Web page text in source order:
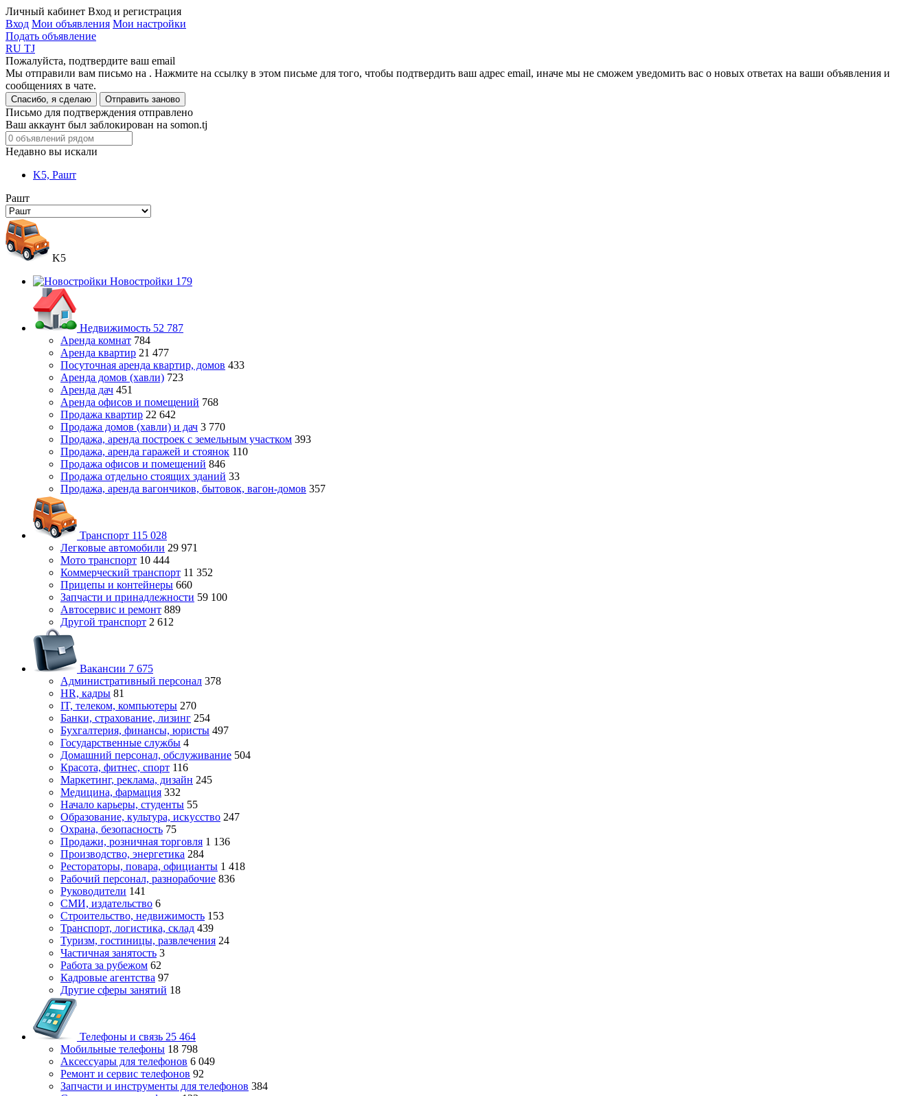
Личный кабинет Вход и регистрация
Вход Мои объявления Мои настройки
Подать объявление
RU TJ
Пожалуйста, подтвердите ваш email
Мы отправили вам письмо на . Нажмите на ссылку в этом письме для того, чтобы подтвердить ваш адрес email, иначе мы не сможем уведомить вас о новых ответах на ваши объявления и
сообщениях в чате.
Спасибо, я сделаю Отправить заново
Письмо для подтверждения отправлено
Ваш аккаунт был заблокирован на somon.tj
Недавно вы искали
K5, Рашт
Рашт
K5
Новостройки 179
Недвижимость 52 787
Аренда комнат 784
Аренда квартир 21 477
Посуточная аренда квартир, домов 433
Аренда домов (хавли) 723
Аренда дач 451
Аренда офисов и помещений 768
Продажа квартир 22 642
Продажа домов (хавли) и дач 3 770
Продажа, аренда построек с земельным участком 393
Продажа, аренда гаражей и стоянок 110
Продажа офисов и помещений 846
Продажа отдельно стоящих зданий 33
Продажа, аренда вагончиков, бытовок, вагон-домов 357
Транспорт 115 028
Легковые автомобили 29 971
Мото транспорт 10 444
Коммерческий транспорт 11 352
Прицепы и контейнеры 660
Запчасти и принадлежности 59 100
Автосервис и ремонт 889
Другой транспорт 2 612
Вакансии 7 675
Административный персонал 378
HR, кадры 81
IT, телеком, компьютеры 270
Банки, страхование, лизинг 254
Бухгалтерия, финансы, юристы 497
Государственные службы 4
Домашний персонал, обслуживание 504
Красота, фитнес, спорт 116
Маркетинг, реклама, дизайн 245
Медицина, фармация 332
Начало карьеры, студенты 55
Образование, культура, искусство 247
Охрана, безопасность 75
Продажи, розничная торговля 1 136
Производство, энергетика 284
Рестораторы, повара, официанты 1 418
Рабочий персонал, разнорабочие 836
Руководители 141
СМИ, издательство 6
Строительство, недвижимость 153
Транспорт, логистика, склад 439
Туризм, гостиницы, развлечения 24
Частичная занятость 3
Работа за рубежом 62
Кадровые агентства 97
Другие сферы занятий 18
Телефоны и связь 25 464
Мобильные телефоны 18 798
Аксессуары для телефонов 6 049
Ремонт и сервис телефонов 92
Запчасти и инструменты для телефонов 384